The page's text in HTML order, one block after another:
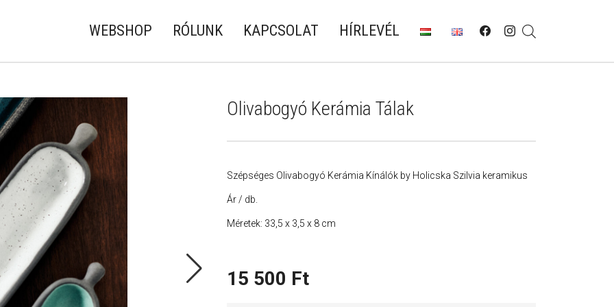
WEBSHOP RÓLUNK KAPCSOLAT HÍRLEVÉL
Olivabogyó Kerámia Tálak
Szépséges Olivabogyó Kerámia Kínálók by Holicska Szilvia keramikus
Ár / db.
Méretek: 33,5 x 3,5 x 8 cm
15 500 Ft